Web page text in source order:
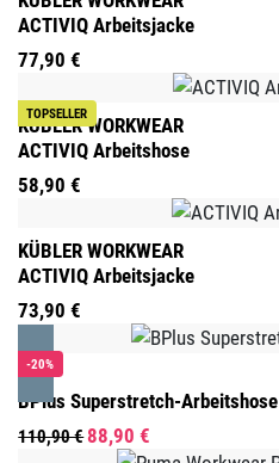
ACTIVIQ Arbeitsjacke
77,90 €
TOPSELLER
KÜBLER WORKWEAR
ACTIVIQ Arbeitshose
58,90 €
KÜBLER WORKWEAR
ACTIVIQ Arbeitsjacke
73,90 €
-20%
BP
BPlus Superstretch-Arbeitshose
110,90 €88,90 €